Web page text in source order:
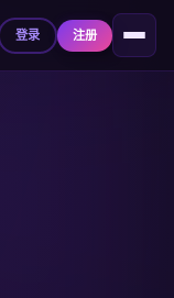
登录 注册